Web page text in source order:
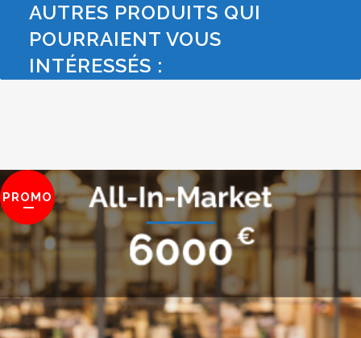
AUTRES PRODUITS QUI
POURRAIENT VOUS
INTÉRESSÉS :
PROMO